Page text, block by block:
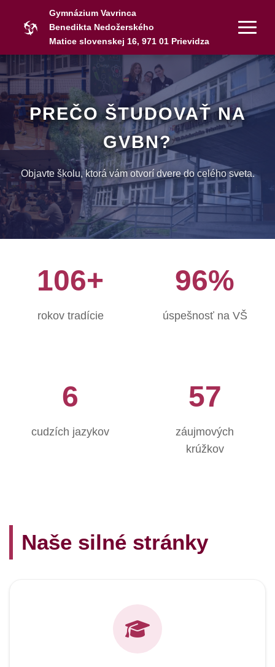
Gymnázium Vavrinca
Benedikta Nedožerského
Matice slovenskej 16, 971 01 Prievidza
PREČO ŠTUDOVAŤ NA
GVBN?
Objavte školu, ktorá vám otvorí dvere do celého sveta.
106+
rokov tradície
96%
úspešnosť na VŠ
6
cudzích jazykov
57
záujmových
krúžkov
Naše silné stránky